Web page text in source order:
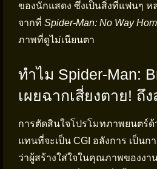
ของนักแสดง ซึ่งเป็นสิ่งที่แฟนๆ ห
จากที่ Spider-Man: No Way
ภาพที่ดูไม่เนียนตา
ทำไม Spider-Man:
เผยฉากเสี่ยงตาย! ถึ
การตัดสินใจโปรโมทภาพยนตร์ด้
แทนที่จะเป็น CGI อลังการ เป็น
ว่าผู้สร้างใส่ใจในคุณภาพของงา